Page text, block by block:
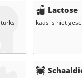
turks
Lactose
kaas is niet